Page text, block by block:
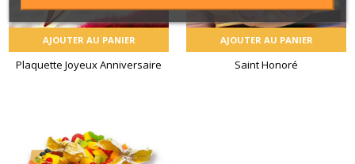
AJOUTER AU PANIER
Plaquette Joyeux Anniversaire
AJOUTER AU PANIER
Saint Honoré